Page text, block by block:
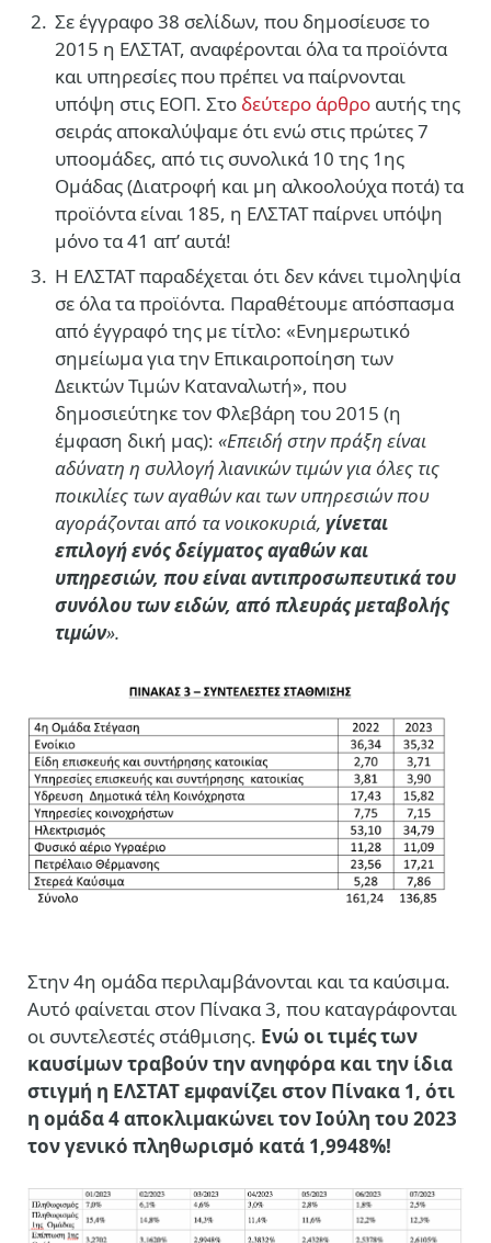
Σε έγγραφο 38 σελίδων, που δημοσίευσε το
2015 η ΕΛΣΤΑΤ, αναφέρονται όλα τα προϊόντα
και υπηρεσίες που πρέπει να παίρνονται
υπόψη στις ΕΟΠ. Στο δεύτερο άρθρο αυτής της
σειράς αποκαλύψαμε ότι ενώ στις πρώτες 7
υποομάδες, από τις συνολικά 10 της 1ης
Ομάδας (Διατροφή και μη αλκοολούχα ποτά) τα
προϊόντα είναι 185, η ΕΛΣΤΑΤ παίρνει υπόψη
μόνο τα 41 απ’ αυτά!
Η ΕΛΣΤΑΤ παραδέχεται ότι δεν κάνει τιμοληψία
σε όλα τα προϊόντα. Παραθέτουμε απόσπασμα
από έγγραφό της με τίτλο: «Ενημερωτικό
σημείωμα για την Επικαιροποίηση των
Δεικτών Τιμών Καταναλωτή», που
δημοσιεύτηκε τον Φλεβάρη του 2015 (η
έμφαση δική μας): «Επειδή στην πράξη είναι
αδύνατη η συλλογή λιανικών τιμών για όλες τις
ποικιλίες των αγαθών και των υπηρεσιών που
αγοράζονται από τα νοικοκυριά, γίνεται
επιλογή ενός δείγματος αγαθών και
υπηρεσιών, που είναι αντιπροσωπευτικά του
συνόλου των ειδών, από πλευράς μεταβολής
τιμών».
Στην 4η ομάδα περιλαμβάνονται και τα καύσιμα.
Αυτό φαίνεται στον Πίνακα 3, που καταγράφονται
οι συντελεστές στάθμισης. Ενώ οι τιμές των
καυσίμων τραβούν την ανηφόρα και την ίδια
στιγμή η ΕΛΣΤΑΤ εμφανίζει στον Πίνακα 1, ότι
η ομάδα 4 αποκλιμακώνει τον Ιούλη του 2023
τον γενικό πληθωρισμό κατά 1,9948%!